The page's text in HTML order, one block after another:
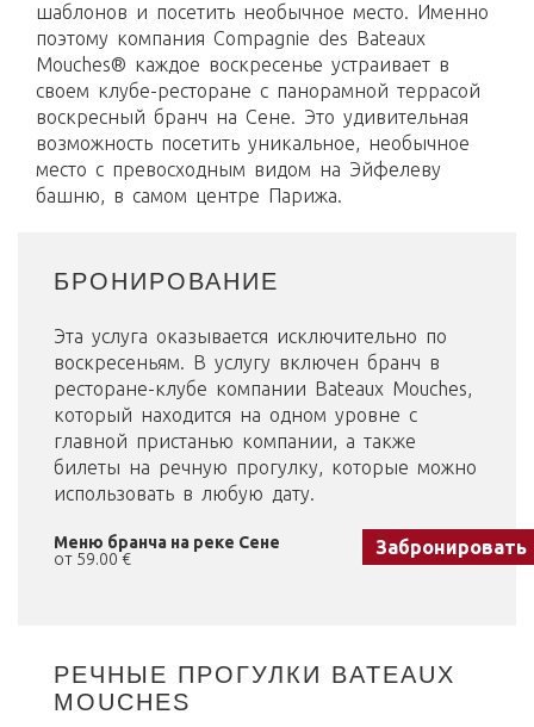
шаблонов и посетить необычное место. Именно
поэтому компания Compagnie des Bateaux
Mouches® каждое воскресенье устраивает в
своем клубе-ресторане с панорамной террасой
воскресный бранч на Сене. Это удивительная
возможность посетить уникальное, необычное
место с превосходным видом на Эйфелеву
башню, в самом центре Парижа.
БРОНИРОВАНИЕ
Эта услуга оказывается исключительно по
воскресеньям. В услугу включен бранч в
ресторане-клубе компании Bateaux Mouches,
который находится на одном уровне с
главной пристанью компании, а также
билеты на речную прогулку, которые можно
использовать в любую дату.
Меню бранча на реке Сене
от 59.00 €
Забронировать
РЕЧНЫЕ ПРОГУЛКИ BATEAUX
MOUCHES